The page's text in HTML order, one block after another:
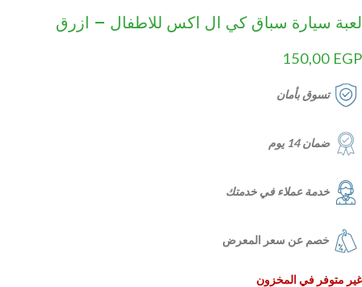
لعبة سيارة سباق كي ال اكس للاطفال – ازرق
150,00 EGP
تسوق بأمان
ضمان 14 يوم
خدمة عملاء في خدمتك
خصم عن سعر المعرض
غير متوفر في المخزون